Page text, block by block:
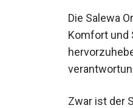
Die Salewa
Wärme,
Besonders
eine
Zwar ist der